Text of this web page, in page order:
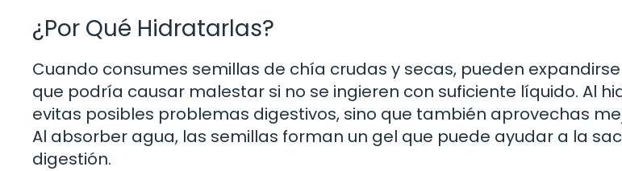
¿Por Qué Hidratarlas?
Cuando consumes semillas de chía crudas y secas, pueden
que podría causar malestar si no se ingieren con suficiente líquido. Al
evitas posibles problemas digestivos, sino que también aprovechas
Al absorber agua, las semillas forman un gel que puede ayudar a la
digestión.